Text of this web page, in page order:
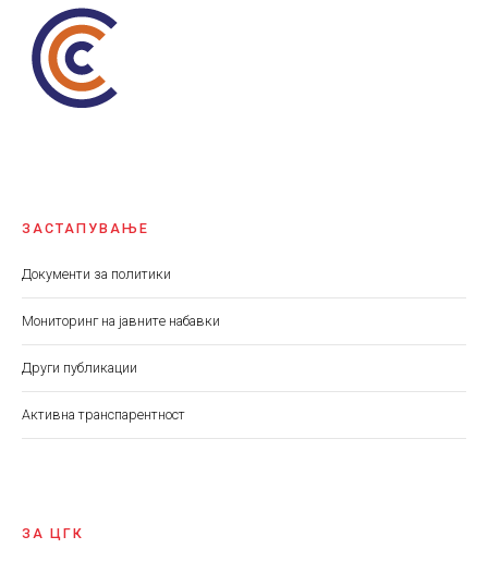
ЗАСТАПУВАЊЕ
Документи за политики
Мониторинг на јавните набавки
Други публикации
Aктивна транспарентност
ЗА ЦГК